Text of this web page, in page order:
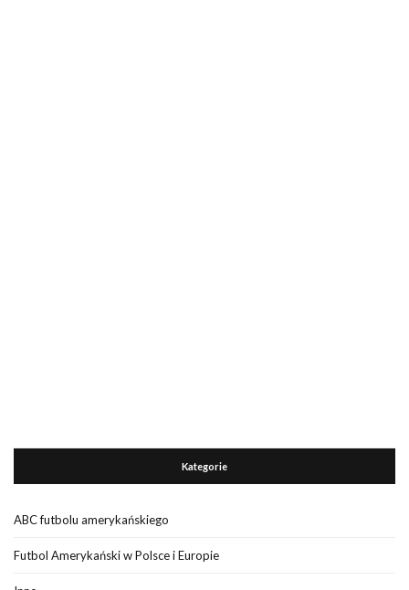
Kategorie
ABC futbolu amerykańskiego
Futbol Amerykański w Polsce i Europie